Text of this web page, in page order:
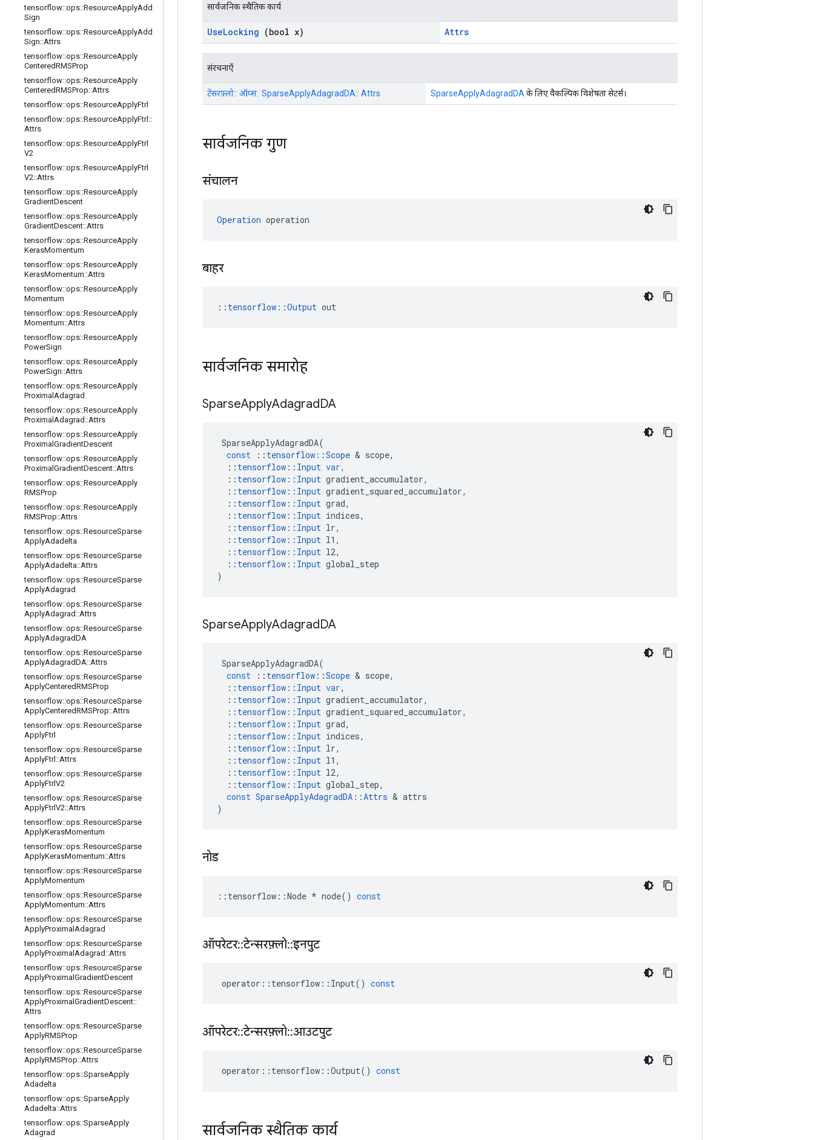
tensorflow::ops::ResourceApplyAdd
Sign
tensorflow::ops::ResourceApplyAdd
Sign::Attrs
tensorflow::ops::ResourceApply
CenteredRMSProp
tensorflow::ops::ResourceApply
CenteredRMSProp::Attrs
tensorflow::ops::ResourceApplyFtrl
tensorflow::ops::ResourceApplyFtrl ::
Attrs
tensorflow::ops::ResourceApplyFtrl
V2
tensorflow::ops::ResourceApplyFtrl
V2::Attrs
tensorflow::ops::ResourceApply
GradientDescent
tensorflow::ops::ResourceApply
GradientDescent::Attrs
tensorflow::ops::ResourceApply
KerasMomentum
tensorflow::ops::ResourceApply
KerasMomentum::Attrs
tensorflow::ops::ResourceApply
Momentum
tensorflow::ops::ResourceApply
Momentum::Attrs
tensorflow::ops::ResourceApply
PowerSign
tensorflow::ops::ResourceApply
PowerSign::Attrs
tensorflow::ops::ResourceApply
Proximal Adagrad
tensorflow::ops::ResourceApply
Proximal Adagrad ::Attrs
tensorflow::ops::ResourceApply
Proximal GradientDescent
tensorflow::ops::ResourceApply
Proximal GradientDescent::Attrs
tensorflow::ops::ResourceApply
RMSProp
tensorflow::ops::ResourceApply
RMSProp::Attrs
tensorflow::ops::ResourceSparse
ApplyAdadelta
tensorflow::ops::ResourceSparse
ApplyAdadelta::Attrs
tensorflow::ops::ResourceSparse
ApplyAdagrad
tensorflow::ops::ResourceSparse
ApplyAdagrad ::Attrs
tensorflow::ops::ResourceSparse
ApplyAdagradDA
tensorflow::ops::ResourceSparse
ApplyAdagradDA::Attrs
tensorflow::ops::ResourceSparse
ApplyCenteredRMSProp
tensorflow::ops::ResourceSparse
ApplyCenteredRMSProp::Attrs
tensorflow::ops::ResourceSparse
ApplyFtrl
tensorflow::ops::ResourceSparse
ApplyFtrl ::Attrs
tensorflow::ops::ResourceSparse
ApplyFtrlV2
tensorflow::ops::ResourceSparse
ApplyFtrlV2::Attrs
tensorflow::ops::ResourceSparse
ApplyKerasMomentum
tensorflow::ops::ResourceSparse
ApplyKerasMomentum::Attrs
tensorflow::ops::ResourceSparse
ApplyMomentum
tensorflow::ops::ResourceSparse
ApplyMomentum::Attrs
tensorflow::ops::ResourceSparse
ApplyProximal Adagrad
tensorflow::ops::ResourceSparse
ApplyProximal Adagrad ::Attrs
tensorflow::ops::ResourceSparse
ApplyProximal GradientDescent
tensorflow::ops::ResourceSparse
ApplyProximal GradientDescent::
Attrs
tensorflow::ops::ResourceSparse
ApplyRMSProp
tensorflow::ops::ResourceSparse
ApplyRMSProp::Attrs
tensorflow::ops::SparseApply
Adadelta
tensorflow::ops::SparseApply
Adadelta::Attrs
tensorflow::ops::SparseApply
Adagrad
सार्वजनिक स्थैतिक कार्य
UseLocking (bool x) Attrs
संरचनाएँ
टेंसरफ़्लो:: ऑप्स:: SparseApplyAdagradDA:: Attrs SparseApplyAdagradDA के लिए वैकल्पिक विशेषता सेटर्स।
सार्वजनिक गुण
संचालन
Operation operation
बाहर
:: tensorflow::Output out
सार्वजनिक समारोह
SparseApplyAdagradDA
SparseApplyAdagradDA(
const
:: tensorflow ::Scope & scope,
:: tensorflow :: Input var,
:: tensorflow :: Input gradient_accumulator,
:: tensorflow :: Input gradient_squared_accumulator,
:: tensorflow :: Input grad,
:: tensorflow :: Input indices,
:: tensorflow :: Input lr,
:: tensorflow :: Input l1 ,
:: tensorflow :: Input l2,
:: tensorflow :: Input global_step
)
SparseApplyAdagradDA
SparseApplyAdagradDA(
const
:: tensorflow ::Scope & scope,
:: tensorflow :: Input var,
:: tensorflow :: Input gradient_accumulator,
:: tensorflow :: Input gradient_squared_accumulator,
:: tensorflow :: Input grad,
:: tensorflow :: Input indices,
:: tensorflow :: Input lr,
:: tensorflow :: Input l1 ,
:: tensorflow :: Input l2,
:: tensorflow :: Input global_step,
const SparseApplyAdagradDA ::Attrs & attrs
)
नोड
:: tensorflow ::Node * node() const
ऑपरेटर::टेन्सरफ़्लो::इनपुट
operator :: tensorflow :: Input() const
ऑपरेटर::टेन्सरफ़्लो::आउटपुट
operator :: tensorflow ::Output() const
सार्वजनिक स्थैतिक कार्य